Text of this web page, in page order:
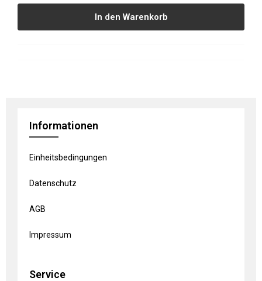
In den Warenkorb
Informationen
Einheitsbedingungen
Datenschutz
AGB
Impressum
Service